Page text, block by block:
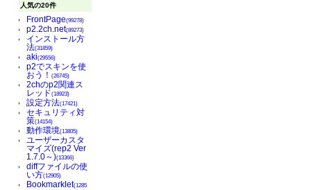
人気の20件
FrontPage(99278)
p2.2ch.net(89273)
インストール方
法(31859)
aki(29556)
p2でスキンを使
おう！(26745)
2chのp2関連ス
レッド(18923)
設定方法(17421)
セキュリティ対
策(14154)
動作環境(13805)
ユーザーカスタ
マイズ(rep2 Ver
1.7.0～)(13366)
diffファイルの使
い方(12905)
Bookmarklet(1285